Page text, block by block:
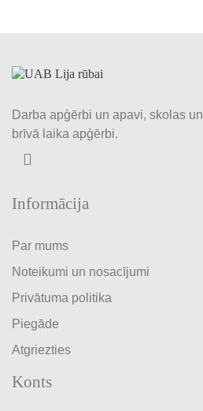
Darba apģērbi un apavi, skolas un
brīvā laika apģērbi.
Informācija
Par mums
Noteikumi un nosacījumi
Privātuma politika
Piegāde
Atgriezties
Konts